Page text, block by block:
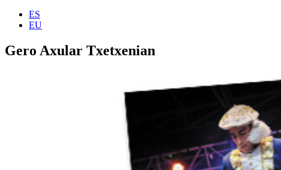
ES
EU
Gero Axular Txetxenian